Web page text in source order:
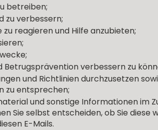
betreiben;
zu verbessern;
reagieren und Hilfe anzubieten;
verbessern zu
und Richtlinien durchzusetzen
zu entsprechen;
und sonstige Informationen im
Sie selbst entscheiden, ob Sie
E-Mails.